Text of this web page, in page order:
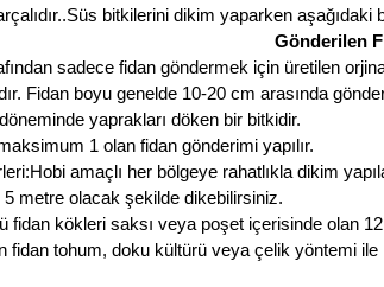
bitkilerini dikim yaparken aşağıdaki
Gönderilen
sadece fidan göndermek için üretilen
Fidan boyu genelde 10-20 cm arasında
yaprakları döken bir bitkidir.
1 olan fidan gönderimi yapılır.
amaçlı her bölgeye rahatlıkla dikim
5 metre olacak şekilde dikebilirsiniz.
fidan kökleri saksı veya poşet içerisinde olan
fidan tohum, doku kültürü veya çelik yöntemi ile